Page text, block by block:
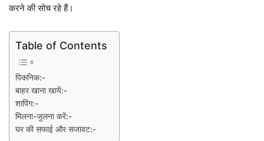
करने की सोच रहे हैं।
Table of Contents
पिकनिक:-
बाहर खाना खायें:-
शापिंग:-
मिलना-जुलना करें:-
घर की सफाई और सजावट:-